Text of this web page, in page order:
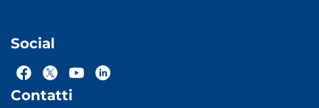
Social
Contatti